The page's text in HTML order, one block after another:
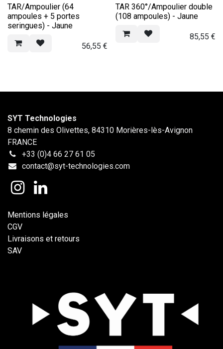
TAR/Ampoulier (64
ampoules + 5 portes
seringues) - Jaune
56,55 €
TAR 360°/Ampoulier double
(108 ampoules) - Jaune
85,55 €
SYT Technologies
8 chemin des Olivettes, 84310 Morières-lès-Avignon
FRANCE
+33 (0)4 66 27 61 05
contact@syt-technologies.com
Mentions légales
CGV
Livraisons et retours
SAV